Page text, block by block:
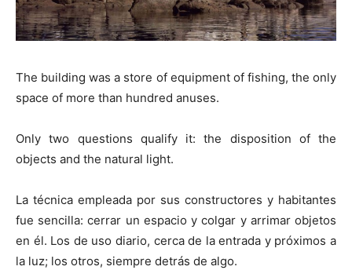
The building was a store of equipment of fishing, the only
space of more than hundred anuses.
Only two questions qualify it: the disposition of the
objects and the natural light.
La técnica empleada por sus constructores y habitantes
fue sencilla: cerrar un espacio y colgar y arrimar objetos
en él. Los de uso diario, cerca de la entrada y próximos a
la luz; los otros, siempre detrás de algo.